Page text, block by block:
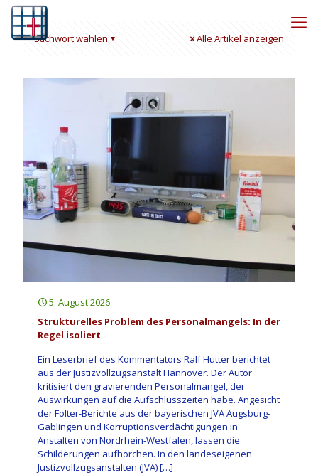
Stichwort wählen Alle Artikel anzeigen
5. August 2026
Strukturelles Problem des Personalmangels: In der
Regel isoliert
Ein Leserbrief des Kommentators Ralf Hutter berichtet
aus der Justizvollzugsanstalt Hannover. Der Autor
kritisiert den gravierenden Personalmangel, der
Auswirkungen auf die Aufschlusszeiten habe. Angesicht
der Folter-Berichte aus der bayerischen JVA Augsburg-
Gablingen und Korruptionsverdächtigungen in
Anstalten von Nordrhein-Westfalen, lassen die
Schilderungen aufhorchen. In den landeseigenen
Justizvollzugsanstalten (JVA)[…]